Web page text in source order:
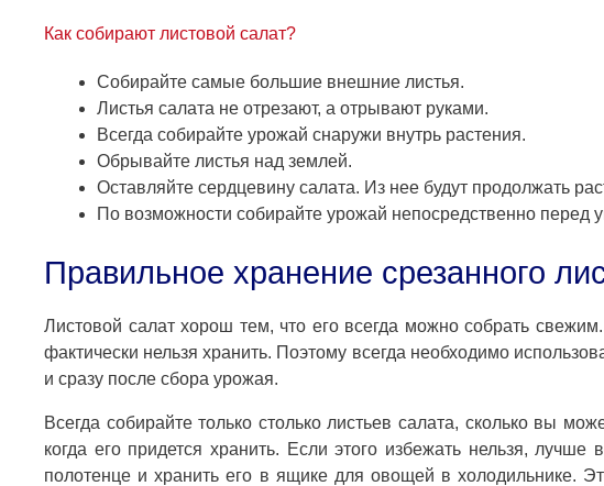
Как собирают листовой салат?
Собирайте самые большие внешние листья.
Листья салата не отрезают, а отрывают руками.
Всегда собирайте урожай снаружи внутрь растения.
Обрывайте листья над землей.
Оставляйте сердцевину салата. Из нее будут продолжать
По возможности собирайте урожай непосредственно перед
Правильное хранение срезанного
Листовой салат хорош тем, что его всегда можно собрать
фактически нельзя хранить. Поэтому всегда необходимо
и сразу после сбора урожая.
Всегда собирайте только столько листьев салата, сколько вы
когда его придется хранить. Если этого избежать нельзя,
полотенце и хранить его в ящике для овощей в холодильнике.